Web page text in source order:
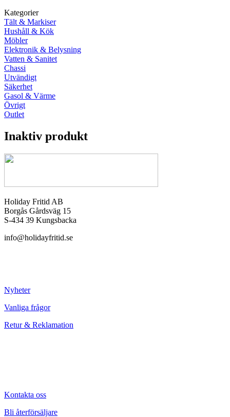
Kategorier
Tält & Markiser
Hushåll & Kök
Möbler
Elektronik & Belysning
Vatten & Sanitet
Chassi
Utvändigt
Säkerhet
Gasol & Värme
Övrigt
Outlet
Inaktiv produkt
Holiday Fritid AB
Borgås Gårdsväg 15
S-434 39 Kungsbacka
info@holidayfritid.se
Nyheter
Vanliga frågor
Retur & Reklamation
Kontakta oss
Bli återförsäljare